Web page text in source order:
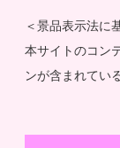
＜景品表示法に
本サイトのコン
ンが含まれてい